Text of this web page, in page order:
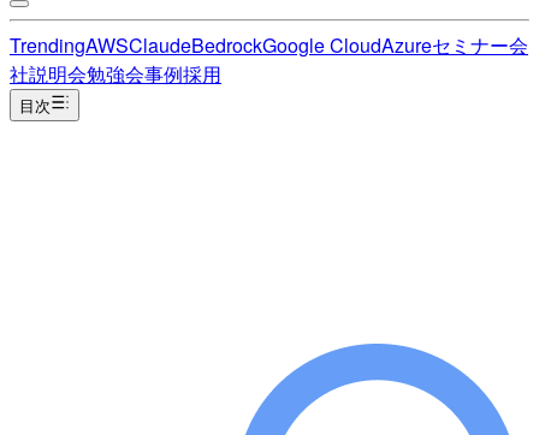
TrendingAWSClaudeBedrockGoogle CloudAzureセミナー会
社説明会勉強会事例採用
目次